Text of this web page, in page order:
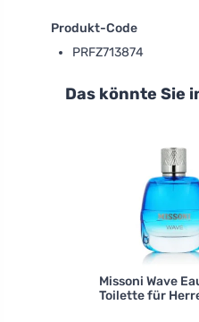
Produkt-Code
PRFZ713874
Das könnte Sie
Missoni Wave
Toilette für